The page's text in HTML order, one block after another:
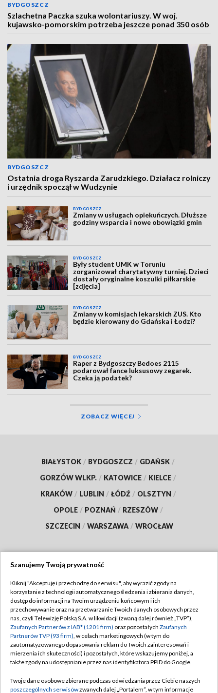
BYDGOSZCZ
Szlachetna Paczka szuka wolontariuszy. W woj.
kujawsko-pomorskim potrzeba jeszcze ponad 350 osób
BYDGOSZCZ
Ostatnia droga Ryszarda Zarudzkiego. Działacz rolniczy
i urzędnik spoczął w Wudzynie
BYDGOSZCZ
Zmiany w usługach opiekuńczych. Dłuższe
godziny wsparcia i nowe obowiązki gmin
BYDGOSZCZ
Były student UMK w Toruniu
zorganizował charytatywny turniej. Dzieci
dostały oryginalne koszulki piłkarskie
[zdjęcia]
BYDGOSZCZ
Zmiany w komisjach lekarskich ZUS. Kto
będzie kierowany do Gdańska i Łodzi?
BYDGOSZCZ
Raper z Bydgoszczy Bedoes 2115
podarował fance luksusowy zegarek.
Czeka ją podatek?
ZOBACZ WIĘCEJ
BIAŁYSTOK / BYDGOSZCZ / GDAŃSK /
GORZÓW WLKP. / KATOWICE / KIELCE /
KRAKÓW / LUBLIN / ŁÓDŹ / OLSZTYN /
OPOLE / POZNAŃ / RZESZÓW /
SZCZECIN / WARSZAWA / WROCŁAW
TVP
Abonament TVP
Emisja w TVP
Centrum informacji TVP
Naziemna Telewizja Cyfrowa
Rada Programowa
Regulamin TVP
Polityka prywatności
Moje zgody
Pomoc
Kontakt
Szanujemy Twoją prywatność
Kliknij "Akceptuję i przechodzę do serwisu", aby wyrazić zgody na
korzystanie z technologii automatycznego śledzenia i zbierania danych,
dostęp do informacji na Twoim urządzeniu końcowym i ich
przechowywanie oraz na przetwarzanie Twoich danych osobowych przez
nas, czyli Telewizję Polską S.A. w likwidacji (zwaną dalej również „TVP”),
Zaufanych Partnerów z IAB* (1201 firm) oraz pozostałych Zaufanych
Partnerów TVP (93 firm), w celach marketingowych (w tym do
zautomatyzowanego dopasowania reklam do Twoich zainteresowań i
mierzenia ich skuteczności) i pozostałych, które wskazujemy poniżej, a
także zgody na udostępnianie przez nas identyfikatora PPID do Google.
Twoje dane osobowe zbierane podczas odwiedzania przez Ciebie naszych
poszczególnych serwisówzwanych dalej „Portalem”, w tym informacje